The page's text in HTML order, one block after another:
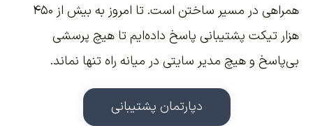
همراهی در مسیر ساختن است. تا امروز به بیش از ۴۵۰
هزار تیکت پشتیبانی پاسخ داده‌ایم تا هیچ پرسشی
بی‌پاسخ و هیچ مدیر سایتی در میانه راه تنها نماند.
دپارتمان پشتیبانی